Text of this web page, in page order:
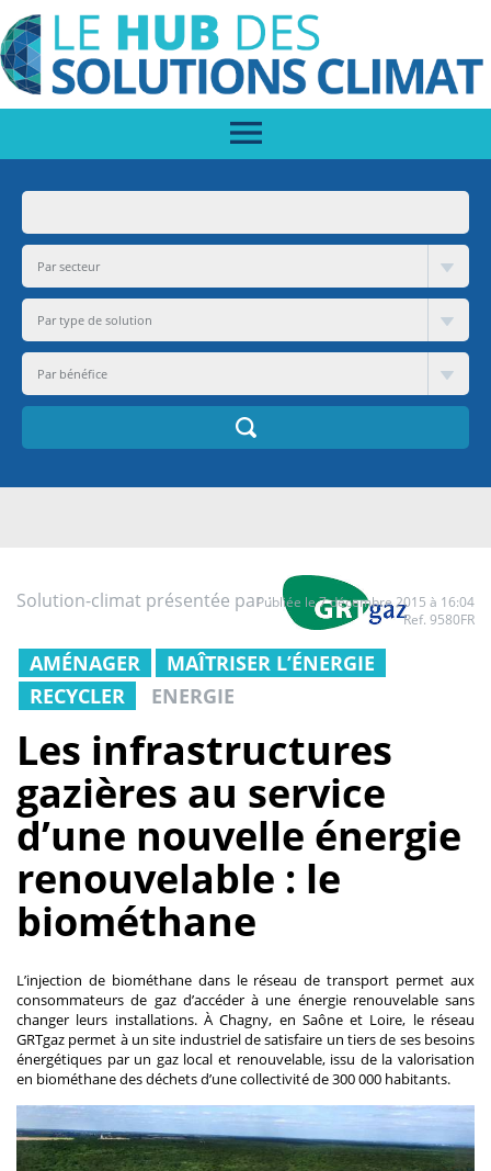
Solution-climat présentée par :Publiée le 7 décembre 2015 à 16:04
Ref. 9580FR
AMÉNAGER
MAÎTRISER L’ÉNERGIE
RECYCLER
ENERGIE
Les infrastructures
gazières au service
d’une nouvelle énergie
renouvelable : le
biométhane
L’injection de biométhane dans le réseau de transport permet aux
consommateurs de gaz d’accéder à une énergie renouvelable sans
changer leurs installations. À Chagny, en Saône et Loire, le réseau
GRTgaz permet à un site industriel de satisfaire un tiers de ses besoins
énergétiques par un gaz local et renouvelable, issu de la valorisation
en biométhane des déchets d’une collectivité de 300 000 habitants.